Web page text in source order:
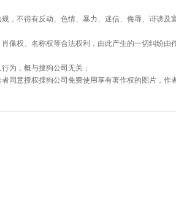
，不得有反动、色情、暴力、迷信、侮辱、诽谤及
像权、名称权等合法权利，由此产生的一切纠纷由
为，概与搜狗公司无关；
同意授权搜狗公司免费使用享有著作权的图片，作